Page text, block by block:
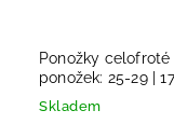
Ponožky
ponožek: 25-29 |
Skladem